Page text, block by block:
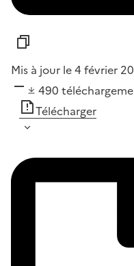
Mis à jour le 4 février
490
Télécharger